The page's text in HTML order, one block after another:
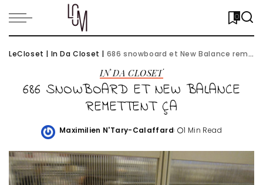
0
LeCloset | In Da Closet | 686 snowboard et New Balance remettent ça
IN DA CLOSET
686 SNOWBOARD ET NEW BALANCE
REMETTENT ÇA
Posted
Maximilien N'Tary-Calaffard 1 Min Read